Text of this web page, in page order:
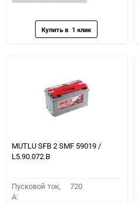
MUTLU SFB 2 SMF 59019 /
L5.90.072.B
Пусковой ток,
A:
720